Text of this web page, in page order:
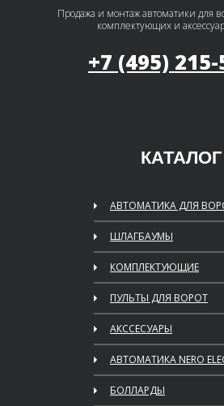
Продажа и монтаж автоматики для
комплектующих и
+7 (495)
КАТАЛОГ
АВТОМАТИКА ДЛЯ
ШЛАГБАУМЫ
КОМПЛЕКТУЮЩИЕ
ПУЛЬТЫ ДЛЯ ВОРОТ
АКССЕСУАРЫ
АВТОМАТИКА NERO
БОЛЛАРДЫ